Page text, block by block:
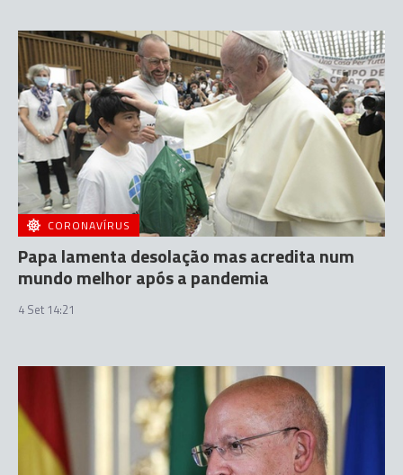
CORONAVÍRUS
Papa lamenta desolação mas acredita num
mundo melhor após a pandemia
4 Set 14:21